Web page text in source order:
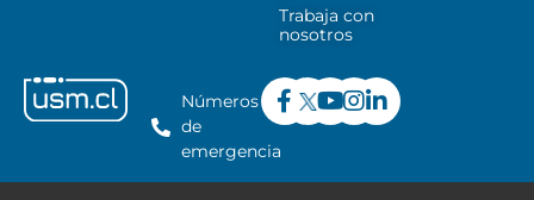
Trabaja con
nosotros
Números
de
emergencia